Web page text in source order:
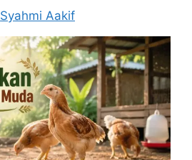
Syahmi Aakif